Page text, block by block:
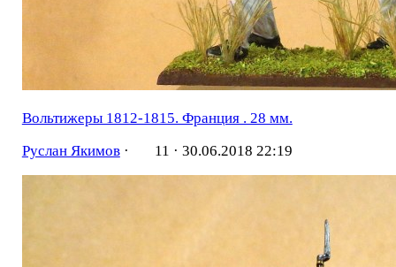
Вольтижеры 1812-1815. Франция . 28 мм.
Руслан Якимов· 11 · 30.06.2018 22:19